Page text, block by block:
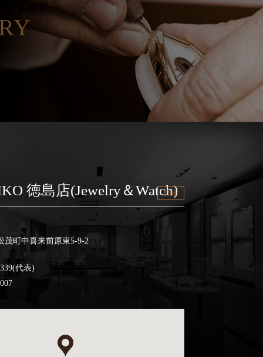
徳島店(Jewelry＆Watch)
詳細
茂町中喜来前原東5-9-2
代表)